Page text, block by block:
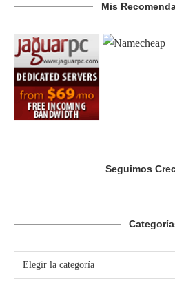
Mis
Seguimos